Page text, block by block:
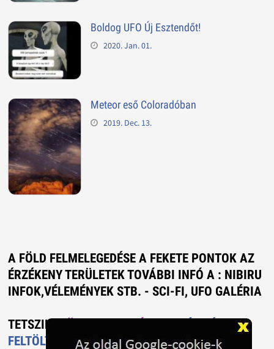
Boldog UFO Új Esztendőt!
2020. Jan. 01.
Meteor eső Coloradóban
2019. Dec. 13.
A FÖLD FELMELEGEDÉSE A FEKETE PONTOK AZ
ÉRZÉKENY TERÜLETEK TOVÁBBI INFÓ A : NIBIRU
INFOK,VÉLEMÉNYEK STB. - SCI-FI, UFO GALÉRIA
TETSZIK?
FELTÖLTÉS